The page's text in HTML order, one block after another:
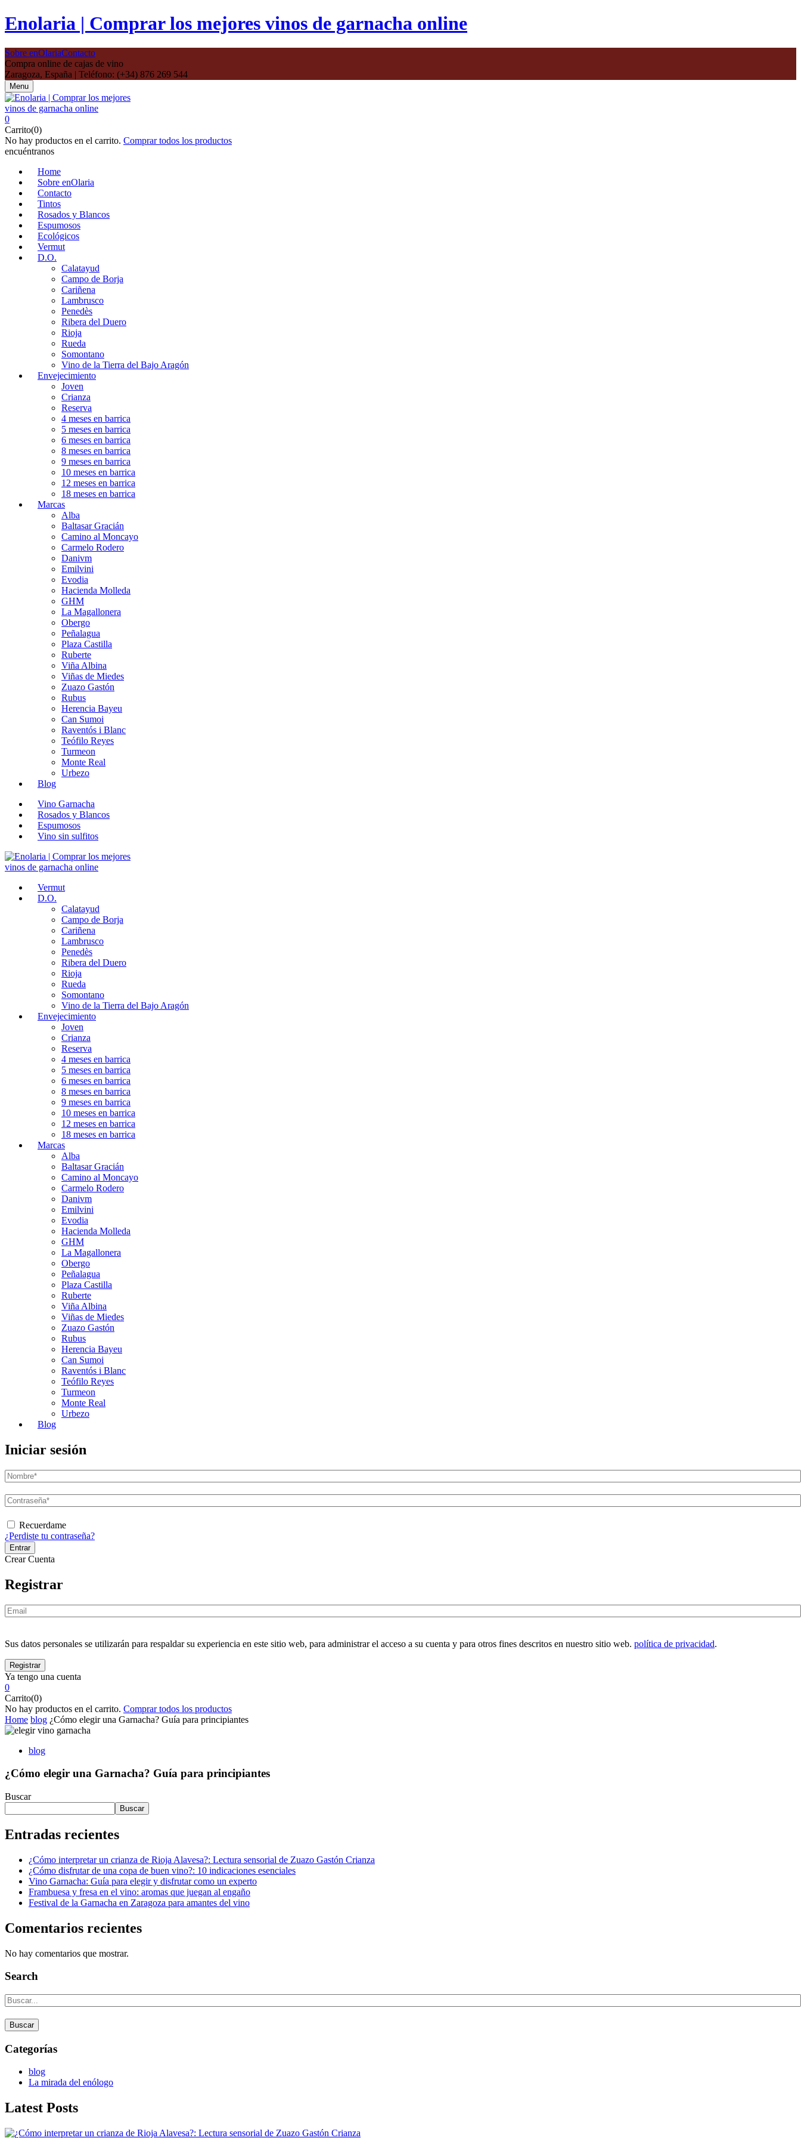
Enolaria | Comprar los mejores vinos de garnacha online
Sobre enOlariaContacto
Compra online de cajas de vino
Zaragoza, España | Teléfono: (+34) 876 269 544
Menu
0
Carrito(0)
No hay productos en el carrito. Comprar todos los productos
encuéntranos
Home
Sobre enOlaria
Contacto
Tintos
Rosados y Blancos
Espumosos
Ecológicos
Vermut
D.O.
Calatayud
Campo de Borja
Cariñena
Lambrusco
Penedès
Ribera del Duero
Rioja
Rueda
Somontano
Vino de la Tierra del Bajo Aragón
Envejecimiento
Joven
Crianza
Reserva
4 meses en barrica
5 meses en barrica
6 meses en barrica
8 meses en barrica
9 meses en barrica
10 meses en barrica
12 meses en barrica
18 meses en barrica
Marcas
Alba
Baltasar Gracián
Camino al Moncayo
Carmelo Rodero
Danivm
Emilvini
Evodia
Hacienda Molleda
GHM
La Magallonera
Obergo
Peñalagua
Plaza Castilla
Ruberte
Viña Albina
Viñas de Miedes
Zuazo Gastón
Rubus
Herencia Bayeu
Can Sumoi
Raventós i Blanc
Teófilo Reyes
Turmeon
Monte Real
Urbezo
Blog
Vino Garnacha
Rosados y Blancos
Espumosos
Vino sin sulfitos
Vermut
D.O.
Calatayud
Campo de Borja
Cariñena
Lambrusco
Penedès
Ribera del Duero
Rioja
Rueda
Somontano
Vino de la Tierra del Bajo Aragón
Envejecimiento
Joven
Crianza
Reserva
4 meses en barrica
5 meses en barrica
6 meses en barrica
8 meses en barrica
9 meses en barrica
10 meses en barrica
12 meses en barrica
18 meses en barrica
Marcas
Alba
Baltasar Gracián
Camino al Moncayo
Carmelo Rodero
Danivm
Emilvini
Evodia
Hacienda Molleda
GHM
La Magallonera
Obergo
Peñalagua
Plaza Castilla
Ruberte
Viña Albina
Viñas de Miedes
Zuazo Gastón
Rubus
Herencia Bayeu
Can Sumoi
Raventós i Blanc
Teófilo Reyes
Turmeon
Monte Real
Urbezo
Blog
Iniciar sesión
Recuerdame
¿Perdiste tu contraseña?
Crear Cuenta
Registrar
Sus datos personales se utilizarán para respaldar su experiencia en este sitio web, para administrar el acceso a su cuenta y para otros fines descritos en nuestro sitio web. política de privacidad.
Ya tengo una cuenta
0
Carrito(0)
No hay productos en el carrito. Comprar todos los productos
Home blog ¿Cómo elegir una Garnacha? Guía para principiantes
blog
¿Cómo elegir una Garnacha? Guía para principiantes
Buscar
Buscar
Entradas recientes
¿Cómo interpretar un crianza de Rioja Alavesa?: Lectura sensorial de Zuazo Gastón Crianza
¿Cómo disfrutar de una copa de buen vino?: 10 indicaciones esenciales
Vino Garnacha: Guía para elegir y disfrutar como un experto
Frambuesa y fresa en el vino: aromas que juegan al engaño
Festival de la Garnacha en Zaragoza para amantes del vino
Comentarios recientes
No hay comentarios que mostrar.
Search
Buscar
Categorías
blog
La mirada del enólogo
Latest Posts